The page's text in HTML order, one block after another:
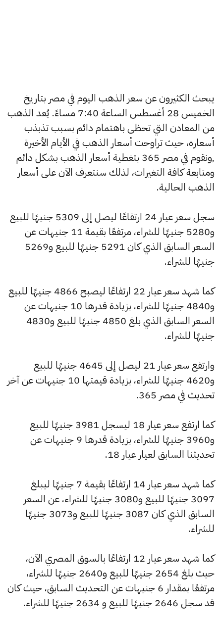
يبحث الكثيرون عن سعر الذهب اليوم في مصر بتاريخ
الخميس 28 أغسطس الساعة 7:40 مساءً. يُعد الذهب
من المعادن التي تحظى باهتمام دائم بسبب تذبذب
أسعاره، حيث تراوحت أسعار الذهب في الأيام الأخيرة
,ونقوم في مصر 365 بتغطية أسعار الذهب بشكل دائم
ومتابعة كافة التغيرات، لذلك سنتعرف الآن على أسعار
الذهب الحالية.
سجل سعر عيار 24 ارتفاعًا ليصل إلى 5309 جنيهًا للبيع
و5280 جنيهًا للشراء، مرتفعًا بقيمة 11 جنيهات عن
السعر السابق الذي كان 5291 جنيهًا للبيع و5269
جنيهًا للشراء.
كما شهد سعر عيار 22 ارتفاعًا ليصبح 4866 جنيهًا للبيع
و4840 جنيهًا للشراء، بزيادة قدرها 10 جنيهات عن
السعر السابق الذي بلغ 4850 جنيهًا للبيع و4830
جنيهًا للشراء.
وارتفع سعر عيار 21 ليصل إلى 4645 جنيهًا للبيع
و4620 جنيهًا للشراء، بزيادة قيمتها 10 جنيهات عن آخر
تحديث في مصر 365.
كما ارتفع سعر عيار 18 ليسجل 3981 جنيهًا للبيع
و3960 جنيهًا للشراء، بزيادة قدرها 9 جنيهات عن
تحديثنا السابق لعيار عيار 18.
كما شهد سعر عيار 14 ارتفاعًا بقيمة 7 جنيهًا ليبلغ
3097 جنيهًا للبيع و3080 جنيهًا للشراء، عن السعر
السابق الذي كان 3087 جنيهًا للبيع و3073 جنيهًا
للشراء.
كما شهد سعر عيار 12 ارتفاعًا بالسوق المصري الآن،
حيث بلغ 2654 جنيهًا للبيع و2640 جنيهًا للشراء،
مرتفعًا بمقدار 6 جنيهات عن التحديث السابق، حيث كان
قد سجل 2646 جنيهًا للبيع و 2634 جنيهًا للشراء.